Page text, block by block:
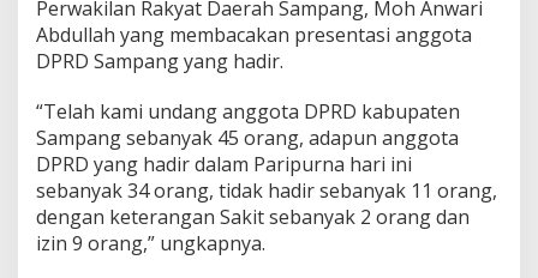
Perwakilan Rakyat Daerah Sampang, Moh Anwari
Abdullah yang membacakan presentasi anggota
DPRD Sampang yang hadir.
“Telah kami undang anggota DPRD kabupaten
Sampang sebanyak 45 orang, adapun anggota
DPRD yang hadir dalam Paripurna hari ini
sebanyak 34 orang, tidak hadir sebanyak 11 orang,
dengan keterangan Sakit sebanyak 2 orang dan
izin 9 orang,” ungkapnya.